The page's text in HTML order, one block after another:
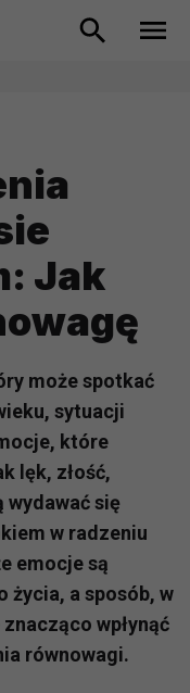
Jak
może spotkać
sytuacji
które
lęk, złość,
wydawać się
w radzeniu
emocje są
życia, a sposób, w
wpłynąć
równowagi.